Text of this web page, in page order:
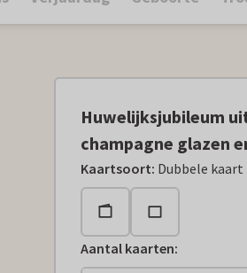
Huwelijksjubileum
champagne glazen
Kaartsoort: Dubbele kaart
Aantal kaarten: